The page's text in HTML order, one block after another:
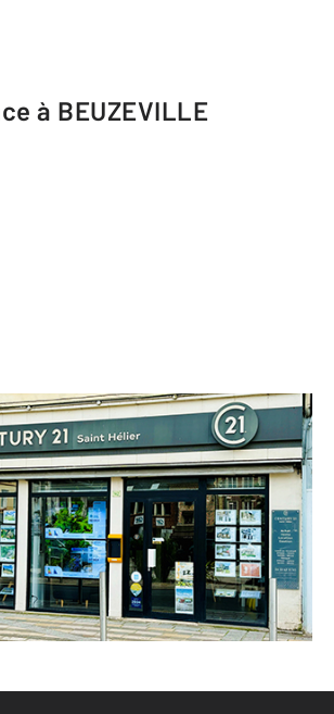
à BEUZEVILLE
21 Saint Hélier
Constant Fouché
BEUZEVILLE - 27210
Envoyer un message
Téléphoner à l'agence